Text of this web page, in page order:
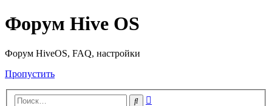
Форум Hive OS
Форум HiveOS, FAQ, настройки
Пропустить
Поиск